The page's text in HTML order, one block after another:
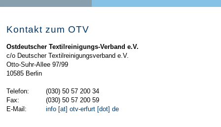
Kontakt zum OTV
Ostdeutscher Textilreinigungs-Verband e.V.
c/o Deutscher Textilreinigungsverband e.V.
Otto-Suhr-Allee 97/99
10585 Berlin
Telefon:
(030) 50 57 200 34
Fax:
(030) 50 57 200 59
E-Mail:
info [at] otv-erfurt [dot] de